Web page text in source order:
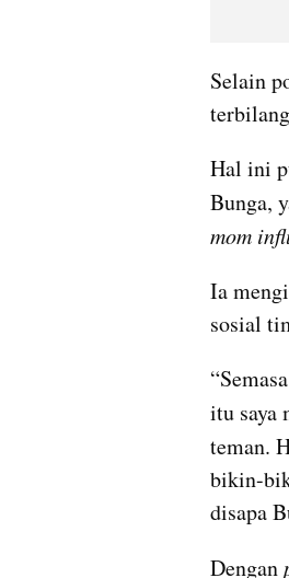
Selain
Hal ini
Bunga,
mom
Ia
sosial
itu saya
teman.
bikin-
disapa
Dengan